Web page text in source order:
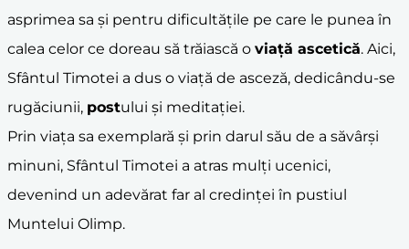
asprimea sa și pentru dificultățile pe care le punea în
calea celor ce doreau să trăiască o viață ascetică. Aici,
Sfântul Timotei a dus o viață de asceză, dedicându-se
rugăciunii, postului și meditației.
Prin viața sa exemplară și prin darul său de a săvârși
minuni, Sfântul Timotei a atras mulți ucenici,
devenind un adevărat far al credinței în pustiul
Muntelui Olimp.